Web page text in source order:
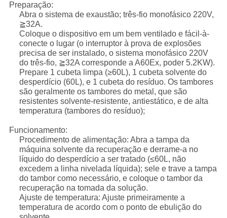
Preparação:
Abra o sistema de exaustão; três-fio monofásico 220V,
≧32A.
Coloque o dispositivo em um bem ventilado e fácil-à-
conecte o lugar (o interruptor à prova de explosões
precisa de ser instalado, o sistema monofásico 220V
do três-fio, ≧32A corresponde a A60Ex, poder 5.2KW).
Prepare 1 cubeta limpa (≥60L), 1 cubeta solvente do
desperdício (60L), e 1 cubeta do resíduo. Os tambores
são geralmente os tambores do metal, que são
resistentes solvente-resistente, antiestático, e de alta
temperatura (tambores do resíduo);
Funcionamento:
Procedimento de alimentação: Abra a tampa da
máquina solvente da recuperação e derrame-a no
líquido do desperdício a ser tratado (≤60L, não
excedem a linha nivelada líquida); sele e trave a tampa
do tambor como necessário, e coloque o tambor da
recuperação na tomada da solução.
Ajuste de temperatura: Ajuste primeiramente a
temperatura de acordo com o ponto de ebulição do